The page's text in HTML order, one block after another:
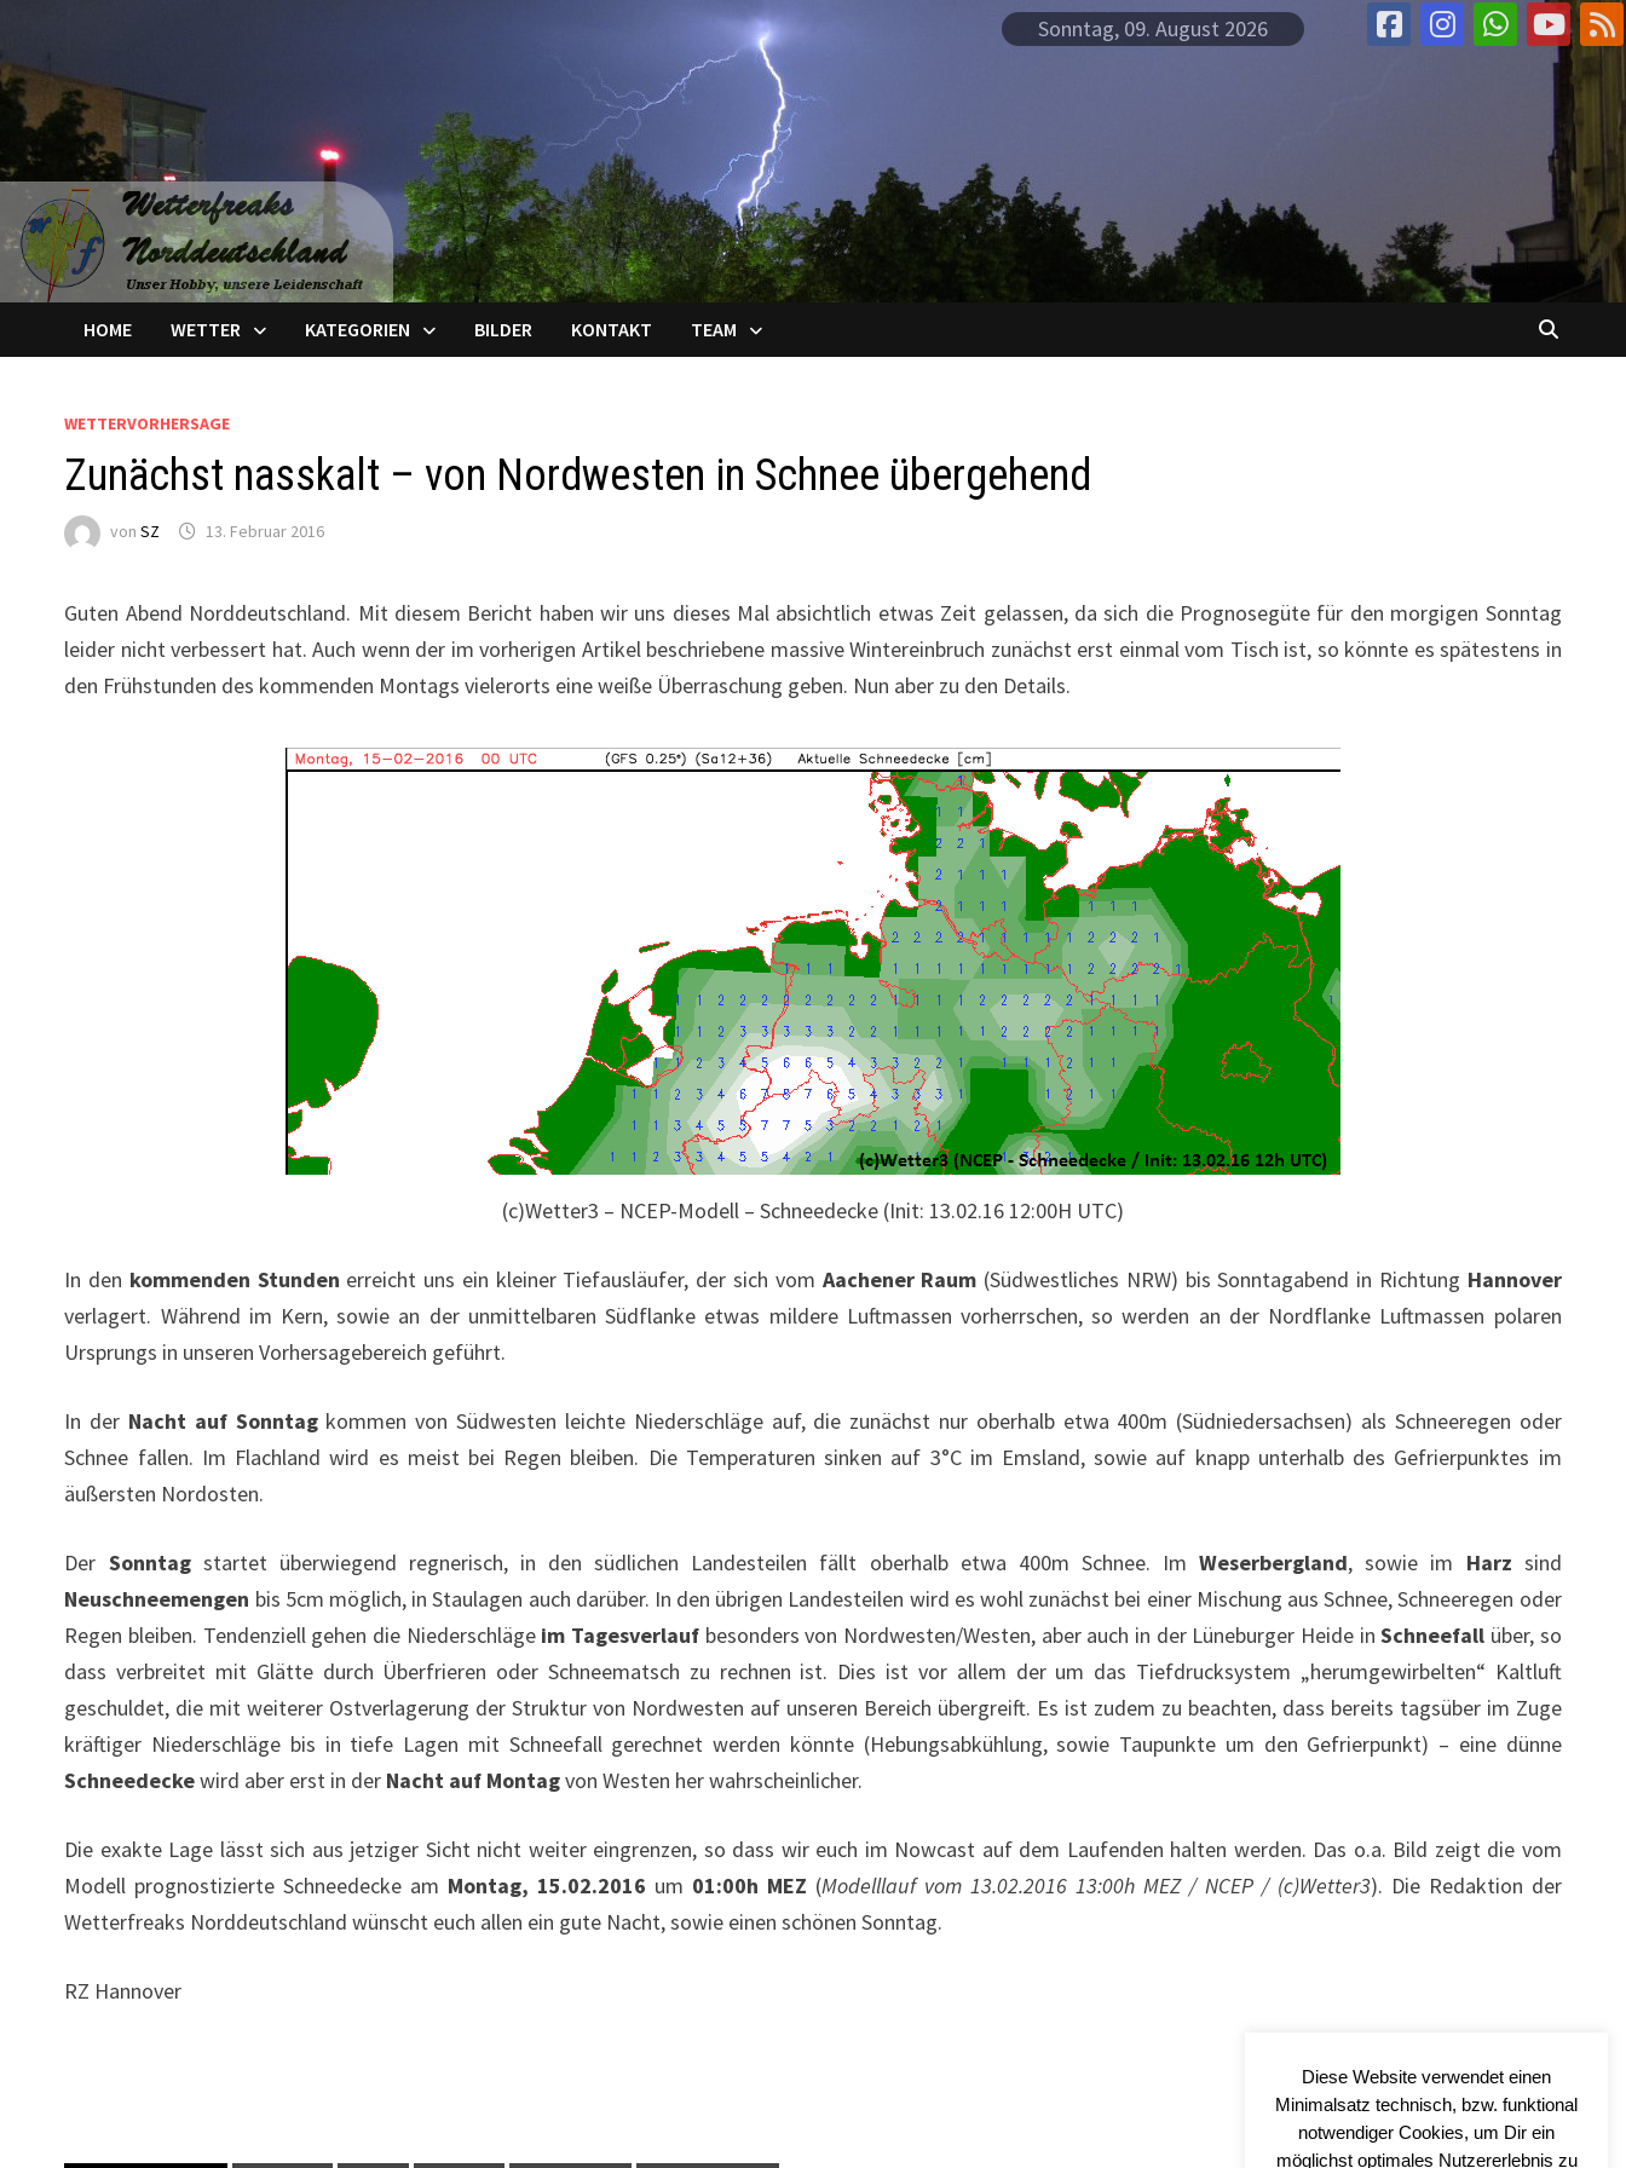
springen
Sonntag, 09. August 2026
HOME WETTER KATEGORIEN BILDER KONTAKT TEAM
WETTERVORHERSAGE
Zunächst nasskalt – von Nordwesten in Schnee übergehend
vonSZ 13. Februar 2016
Guten Abend Norddeutschland. Mit diesem Bericht haben wir uns dieses Mal absichtlich etwas Zeit gelassen, da sich die Prognosegüte für den morgigen Sonntag
leider nicht verbessert hat. Auch wenn der im vorherigen Artikel beschriebene massive Wintereinbruch zunächst erst einmal vom Tisch ist, so könnte es spätestens in
den Frühstunden des kommenden Montags vielerorts eine weiße Überraschung geben. Nun aber zu den Details.
(c)Wetter3 – NCEP-Modell – Schneedecke (Init: 13.02.16 12:00H UTC)
In den kommenden Stunden erreicht uns ein kleiner Tiefausläufer, der sich vom Aachener Raum (Südwestliches NRW) bis Sonntagabend in Richtung Hannover
verlagert. Während im Kern, sowie an der unmittelbaren Südflanke etwas mildere Luftmassen vorherrschen, so werden an der Nordflanke Luftmassen polaren
Ursprungs in unseren Vorhersagebereich geführt.
In der Nacht auf Sonntagkommen von Südwesten leichte Niederschläge auf, die zunächst nur oberhalb etwa 400m (Südniedersachsen) als Schneeregen oder
Schnee fallen. Im Flachland wird es meist bei Regen bleiben. Die Temperaturen sinken auf 3°C im Emsland, sowie auf knapp unterhalb des Gefrierpunktes im
äußersten Nordosten.
Der Sonntagstartet überwiegend regnerisch, in den südlichen Landesteilen fällt oberhalb etwa 400m Schnee. ImWeserbergland, sowie im Harz sind
Neuschneemengen bis 5cm möglich, in Staulagen auch darüber. In den übrigen Landesteilen wird es wohl zunächst bei einer Mischung aus Schnee, Schneeregen oder
Regen bleiben. Tendenziell gehen die Niederschläge im Tagesverlauf besonders von Nordwesten/Westen, aber auch in der Lüneburger Heide inSchneefall über, so
dass verbreitet mit Glätte durch Überfrieren oder Schneematsch zu rechnen ist. Dies ist vor allem der um das Tiefdrucksystem „herumgewirbelten“ Kaltluft
geschuldet, die mit weiterer Ostverlagerung der Struktur von Nordwesten auf unseren Bereich übergreift. Es ist zudem zu beachten, dass bereits tagsüber im Zuge
kräftiger Niederschläge bis in tiefe Lagen mit Schneefall gerechnet werden könnte (Hebungsabkühlung, sowie Taupunkte um den Gefrierpunkt) – eine dünne
Schneedeckewird aber erst in der Nacht auf Montagvon Westen her wahrscheinlicher.
Die exakte Lage lässt sich aus jetziger Sicht nicht weiter eingrenzen, so dass wir euch im Nowcast auf dem Laufenden halten werden. Das o.a. Bild zeigt die vom
Modell prognostizierte Schneedecke am Montag, 15.02.2016 um 01:00h MEZ (Modelllauf vom 13.02.2016 13:00h MEZ / NCEP / (c)Wetter3). Die Redaktion der
Wetterfreaks Norddeutschland wünscht euch allen ein gute Nacht, sowie einen schönen Sonntag.
RZ Hannover
Diese Website verwendet einen
Minimalsatz technisch, bzw. funktional
notwendiger Cookies, um Dir ein
möglichst optimales Nutzererlebnis zu